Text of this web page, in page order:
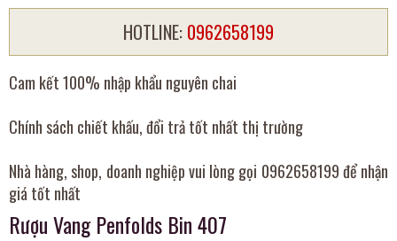
HOTLINE: 0962658199
Cam kết 100% nhập khẩu nguyên chai
Chính sách chiết khấu, đổi trả tốt nhất thị trường
Nhà hàng, shop, doanh nghiệp vui lòng gọi 0962658199 để nhận
giá tốt nhất
Rượu Vang Penfolds Bin 407